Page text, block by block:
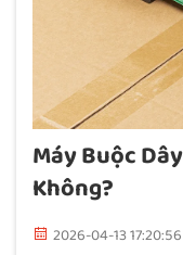
Máy Buộc
Không?
2026-04-13 17:20:56